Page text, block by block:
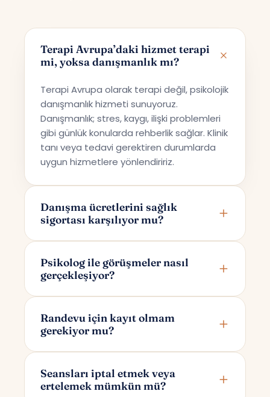
Terapi Avrupa’daki hizmet terapi
mi, yoksa danışmanlık mı?
Terapi Avrupa olarak terapi değil, psikolojik
danışmanlık hizmeti sunuyoruz.
Danışmanlık; stres, kaygı, ilişki problemleri
gibi günlük konularda rehberlik sağlar. Klinik
tanı veya tedavi gerektiren durumlarda
uygun hizmetlere yönlendiririz.
Danışma ücretlerini sağlık
sigortası karşılıyor mu?
sunmaktadır; bu nedenle ücretler sağlık
sigortaları tarafından karşılanmamaktadır.
Psikolog ile görüşmeler nasıl
gerçekleşiyor?
üzerinden yapılır. Randevunuzu
oluşturduktan sonra yalnızca size ve
Randevu için kayıt olmam
gerekiyor mu?
posta adresinizi girmeniz yeterlidir. Bu
bilgilerle sizin için otomatik bir hesap
Seansları iptal etmek veya
ertelemek mümkün mü?